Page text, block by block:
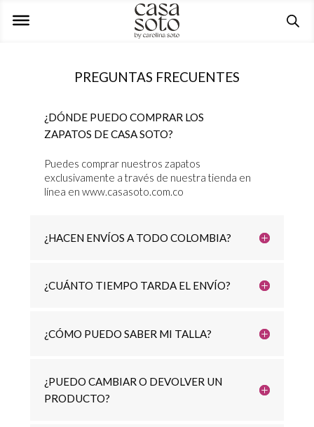
PREGUNTAS FRECUENTES
¿DÓNDE PUEDO COMPRAR LOS
ZAPATOS DE CASA SOTO?
Puedes comprar nuestros zapatos
exclusivamente a través de nuestra tienda en
línea en www.casasoto.com.co
¿HACEN ENVÍOS A TODO COLOMBIA?
¿CUÁNTO TIEMPO TARDA EL ENVÍO?
¿CÓMO PUEDO SABER MI TALLA?
¿PUEDO CAMBIAR O DEVOLVER UN
PRODUCTO?